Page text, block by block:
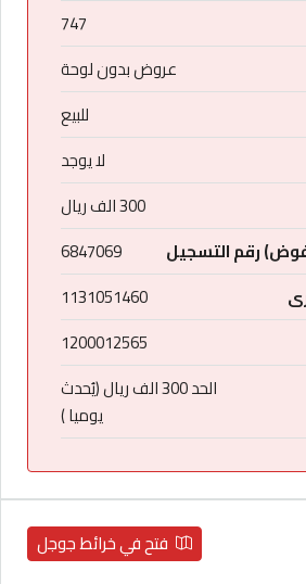
747
عروض بدون لوحة
للبيع
لا يوجد
300 الف ريال
رقم التسجيل
6847069
1131051460
1200012565
الحد 300 الف ريال (يُحدث
يوميا )
فتح في خرائط جوجل